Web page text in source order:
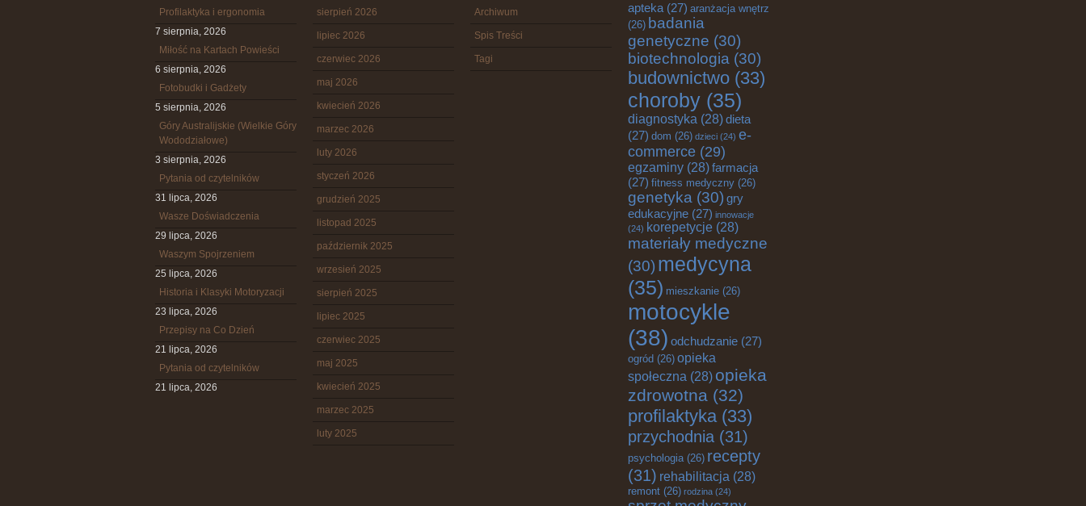
Profilaktyka i ergonomia
7 sierpnia, 2026
Miłość na Kartach Powieści
6 sierpnia, 2026
Fotobudki i Gadżety
5 sierpnia, 2026
Góry Australijskie (Wielkie Góry
Wododziałowe)
3 sierpnia, 2026
Pytania od czytelników
31 lipca, 2026
Wasze Doświadczenia
29 lipca, 2026
Waszym Spojrzeniem
25 lipca, 2026
Historia i Klasyki Motoryzacji
23 lipca, 2026
Przepisy na Co Dzień
21 lipca, 2026
Pytania od czytelników
21 lipca, 2026
sierpień 2026
lipiec 2026
czerwiec 2026
maj 2026
kwiecień 2026
marzec 2026
luty 2026
styczeń 2026
grudzień 2025
listopad 2025
październik 2025
wrzesień 2025
sierpień 2025
lipiec 2025
czerwiec 2025
maj 2025
kwiecień 2025
marzec 2025
luty 2025
Archiwum
Spis Treści
Tagi
apteka (27) aranżacja wnętrz
(26) badania
genetyczne (30)
biotechnologia (30)
budownictwo (33)
choroby (35)
diagnostyka (28)dieta
(27) dom (26) dzieci (24) e-
commerce (29)
egzaminy (28)farmacja
(27) fitness medyczny (26)
genetyka (30) gry
edukacyjne (27) innowacje
(24) korepetycje (28)
materiały medyczne
(30) medycyna
(35) mieszkanie (26)
motocykle
(38) odchudzanie (27)
ogród (26) opieka
społeczna (28) opieka
zdrowotna (32)
profilaktyka(33)
przychodnia (31)
psychologia(26) recepty
(31) rehabilitacja (28)
remont (26) rodzina (24)